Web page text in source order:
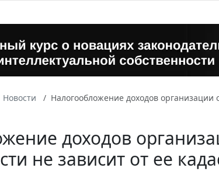
Новости
Налогообложение доходов организации
доходов
не зависит от ее